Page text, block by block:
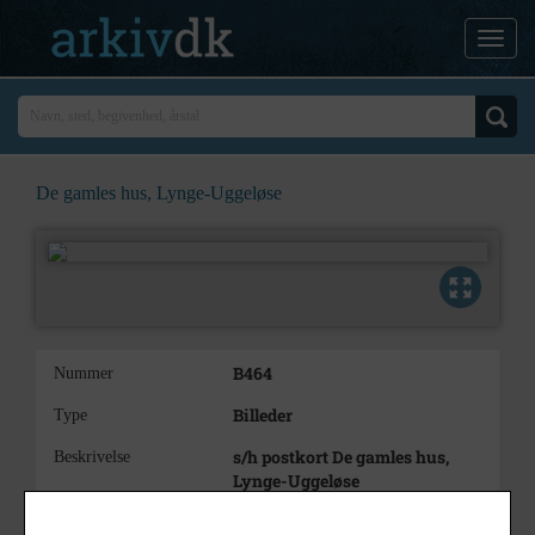
De gamles hus, Lynge-Uggeløse
Nummer B464
Type Billeder
Beskrivelse
s/h postkort De gamles hus,
Lynge-Uggeløse